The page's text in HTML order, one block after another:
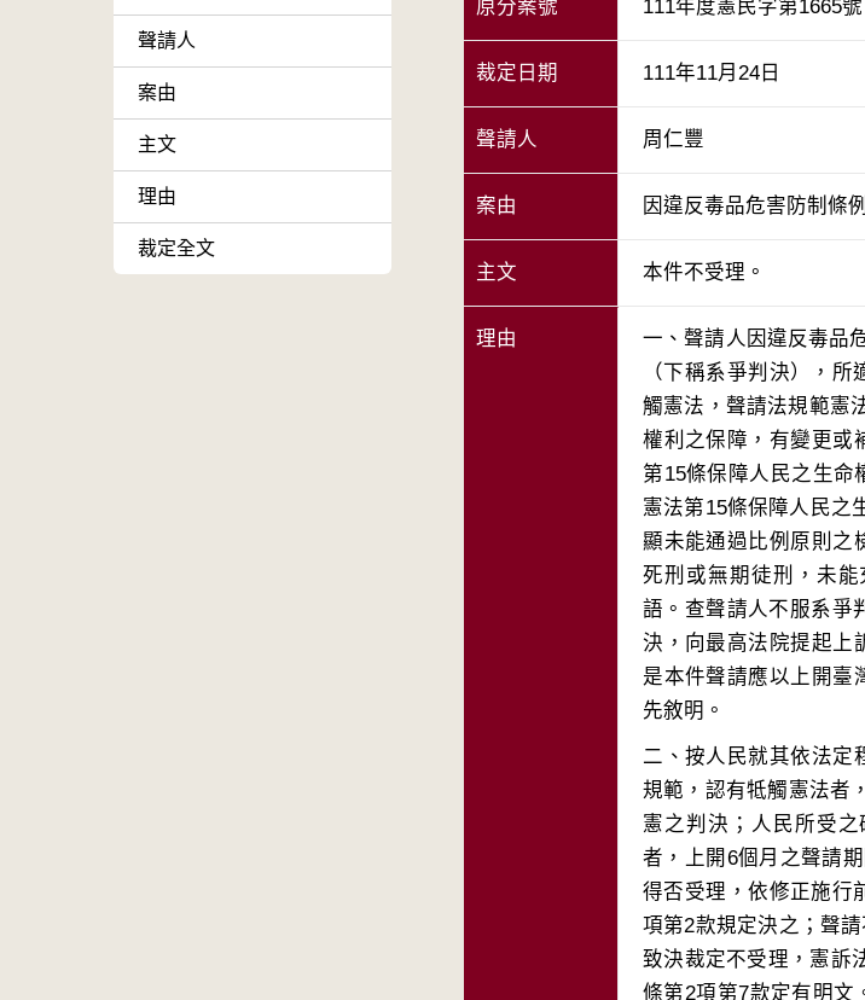
聲請人
案由
主文
理由
裁定全文
原分案號 111年度憲民字第1665號
裁定日期 111年11月24日
聲請人 周仁豐
案由 因違反毒品危害防制條
主文 本件不受理。
理由
一、聲請人因違反毒品
（下稱系爭判決），
觸憲法，聲請法規範憲
權利之保障，有變更或
第15條保障人民之生命
憲法第15條保障人民之
顯未能通過比例原則之
死刑或無期徒刑，未
語。查聲請人不服系爭
決，向最高法院提起上
是本件聲請應以上開臺
二、按人民就其依法定
規範，認有牴觸憲法者
憲之判決；人民所受
者，上開6個月之聲請
得否受理，依修正施行
項第2款規定決之；聲
致決裁定不受理，憲訴
條第2項第7款定有明文